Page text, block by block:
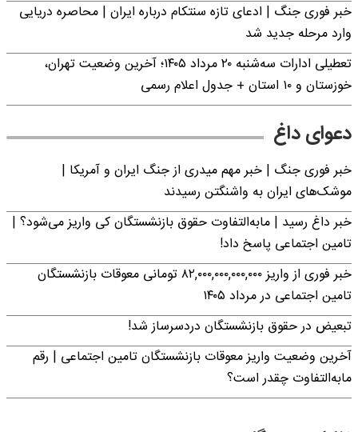
خبر فوری جنگ | ادعای تازه سنتکام درباره ایران | محاصره دریایی
وارد مرحله جدید شد
تعطیلی ادارات سه‌شنبه ۲۰ مرداد ۱۴۰۵؛ آخرین وضعیت تهران،
خوزستان و ۱۰ استان + جدول اعلام رسمی
دعوای داغ
خبر فوری جنگ | خبر مهم میدری از جنگ ایران و آمریکا |
موشک‌های ایران به واشنگتن رسیدند
خبر داغ رسید | مابه‌التفاوت حقوق بازنشستگان کی واریز می‌شود؟ |
تامین اجتماعی پاسخ داد!
خبر فوری از واریز ۸۲,۰۰۰,۰۰۰,۰۰۰,۰۰۰ تومانی معوقات بازنشستگان
تامین اجتماعی در مرداد ۱۴۰۵
تبعیض در حقوق بازنشستگان دردسرساز شد!
آخرین وضعیت واریز معوقات بازنشستگان تامین اجتماعی | رقم
مابه‌التفاوت چقدر است؟